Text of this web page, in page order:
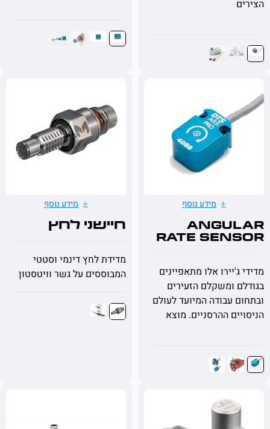
מידע נוסף
Rate
אלו מתאפיינים
ומשקלם הזעירים
עבודה המיועד לעולם
ההרסניים. מוצא
מידע נוסף
חיישני לחץ
מדידת לחץ דינמי וסטטי
המבוססים על גשר וויטסטון